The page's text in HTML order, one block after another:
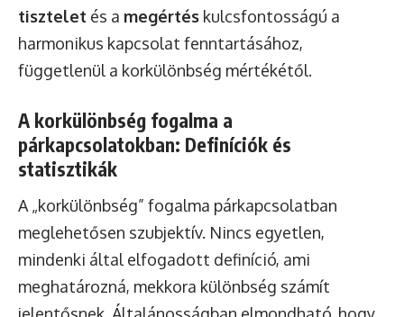
tisztelet és a megértés kulcsfontosságú a
harmonikus kapcsolat fenntartásához,
függetlenül a korkülönbség mértékétől.
A korkülönbség fogalma a
párkapcsolatokban: Definíciók és
statisztikák
A „korkülönbség” fogalma párkapcsolatban
meglehetősen szubjektív. Nincs egyetlen,
mindenki által elfogadott definíció, ami
meghatározná, mekkora különbség számít